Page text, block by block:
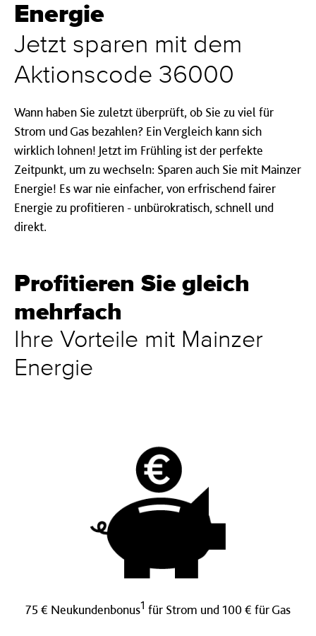
Energie
Jetzt sparen mit dem
Aktionscode 36000
Wann haben Sie zuletzt überprüft, ob Sie zu viel für
Strom und Gas bezahlen? Ein Vergleich kann sich
wirklich lohnen! Jetzt im Frühling ist der perfekte
Zeitpunkt, um zu wechseln: Sparen auch Sie mit Mainzer
Energie! Es war nie einfacher, von erfrischend fairer
Energie zu profitieren - unbürokratisch, schnell und
direkt.
Profitieren Sie gleich
mehrfach
Ihre Vorteile mit Mainzer
Energie
75 € Neukundenbonus1 für Strom und 100 € für Gas